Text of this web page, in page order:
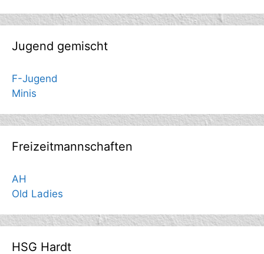
Jugend gemischt
F-Jugend
Minis
Freizeitmannschaften
AH
Old Ladies
HSG Hardt